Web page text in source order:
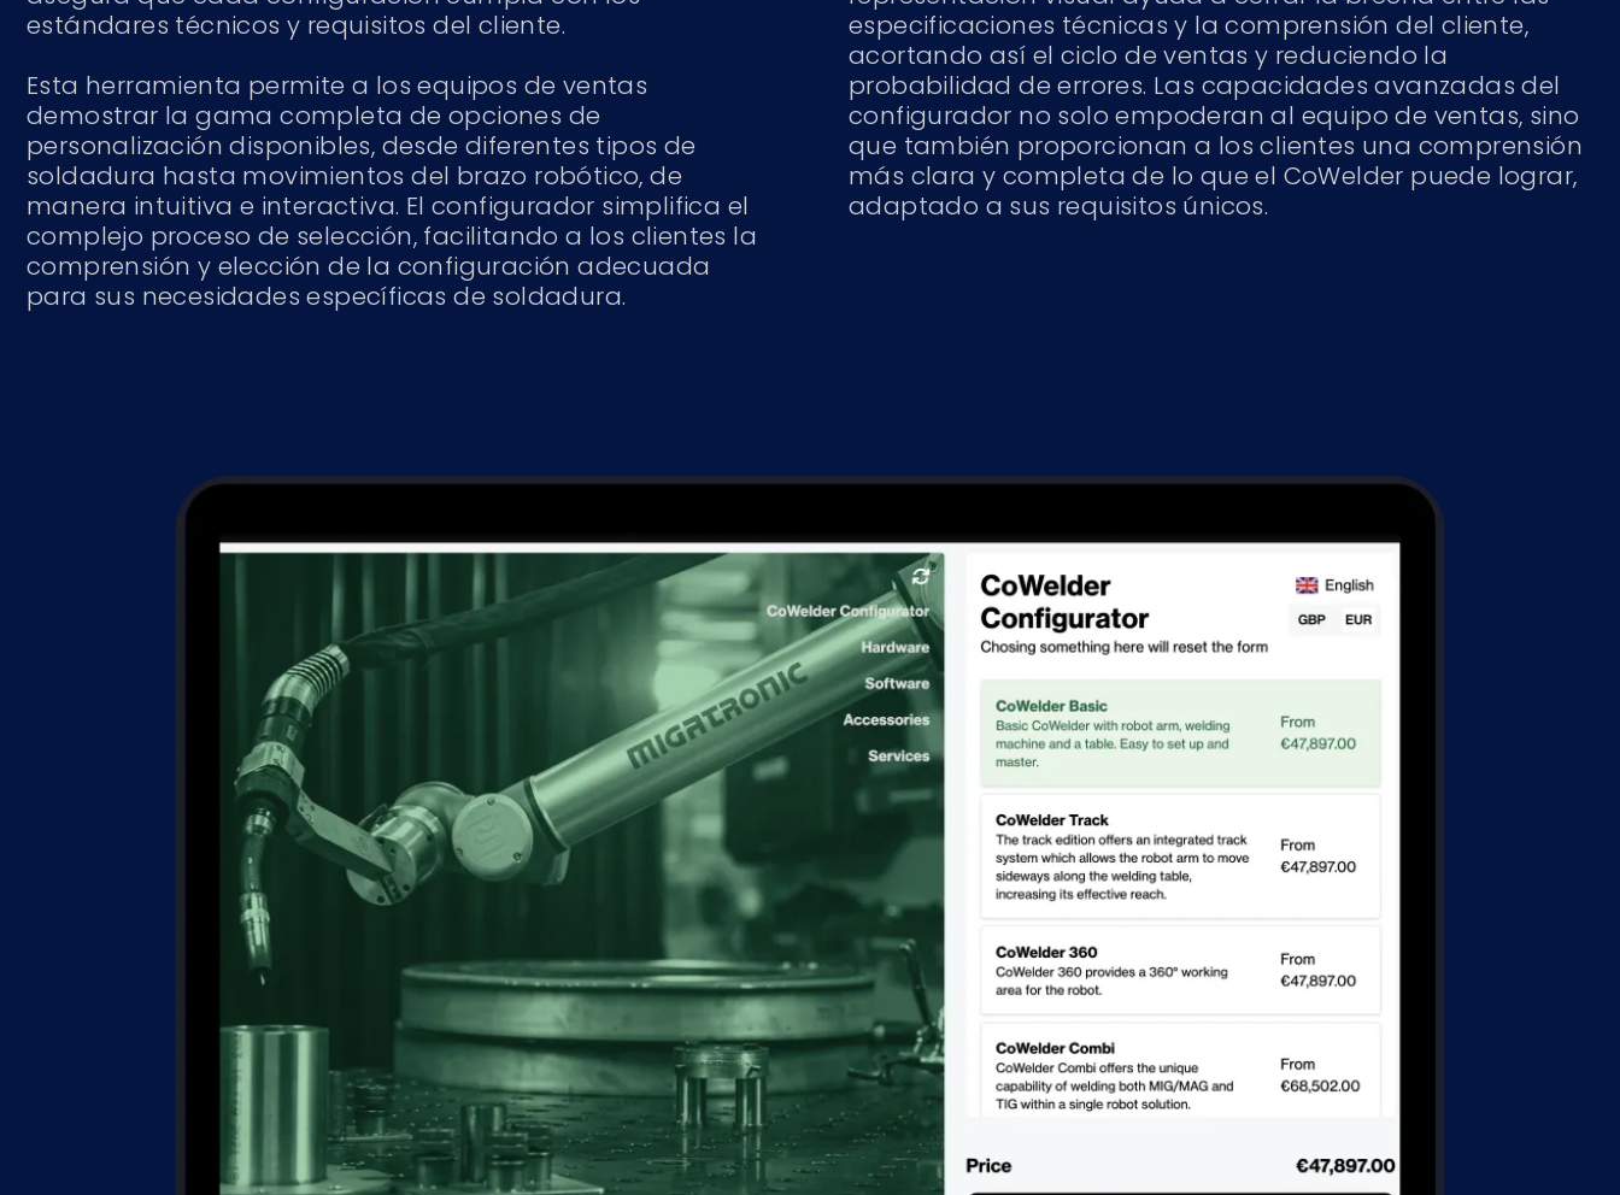
estándares técnicos y requisitos del cliente.
Esta herramienta permite a los equipos de ventas
demostrar la gama completa de opciones de
personalización disponibles, desde diferentes tipos de
soldadura hasta movimientos del brazo robótico, de
manera intuitiva e interactiva. El configurador simplifica el
complejo proceso de selección, facilitando a los clientes la
comprensión y elección de la configuración adecuada
para sus necesidades específicas de soldadura.
especificaciones técnicas y la comprensión del cliente,
acortando así el ciclo de ventas y reduciendo la
probabilidad de errores. Las capacidades avanzadas del
configurador no solo empoderan al equipo de ventas, sino
que también proporcionan a los clientes una comprensión
más clara y completa de lo que el CoWelder puede lograr,
adaptado a sus requisitos únicos.